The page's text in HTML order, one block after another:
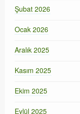
Şubat 2026
Ocak 2026
Aralık 2025
Kasım 2025
Ekim 2025
Eylül 2025